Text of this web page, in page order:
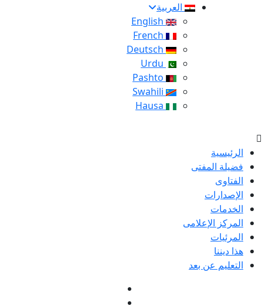
العربية
الرئيسية
فضيلة المفتى
الفتاوى
الإصدارات
الخدمات
المركز الإعلامى
المرئيات
هذا ديننا
التعليم عن بعد